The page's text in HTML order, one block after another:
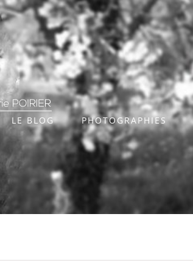
LE BLOG PHOTOGRAPHIES